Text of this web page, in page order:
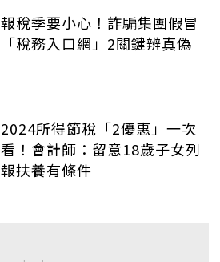
報稅季要小心！詐騙集團假冒
「稅務入口網」2關鍵辨真偽
2024所得節稅「2優惠」一次
看！會計師：留意18歲子女列
報扶養有條件